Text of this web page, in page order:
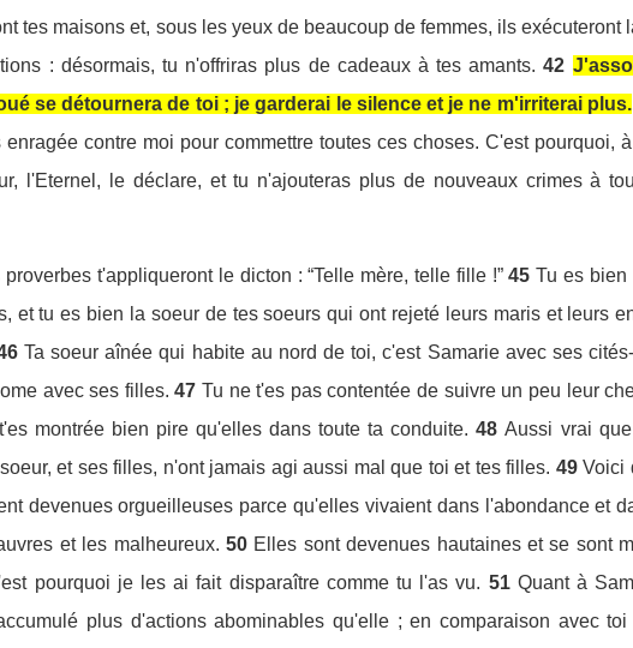
tes maisons et, sous les yeux de beaucoup de femmes, ils exécuteront
: désormais, tu n'offriras plus de cadeaux à tes amants. 42
se détournera de toi ; je garderai le silence et je ne m'irriterai plus.
contre moi pour commettre toutes ces choses. C'est pourquoi,
l'Eternel, le déclare, et tu n'ajouteras plus de nouveaux crimes à
t'appliqueront le dicton : “Telle mère, telle fille !” 45 Tu es bien
et tu es bien la soeur de tes soeurs qui ont rejeté leurs maris et leurs
Ta soeur aînée qui habite au nord de toi, c'est Samarie avec ses
avec ses filles. 47 Tu ne t'es pas contentée de suivre un peu leur
montrée bien pire qu'elles dans toute ta conduite. 48 Aussi vrai
et ses filles, n'ont jamais agi aussi mal que toi et tes filles. 49 Voici
devenues orgueilleuses parce qu'elles vivaient dans l'abondance et
et les malheureux. 50 Elles sont devenues hautaines et se sont
pourquoi je les ai fait disparaître comme tu l'as vu. 51 Quant à
plus d'actions abominables qu'elle ; en comparaison avec